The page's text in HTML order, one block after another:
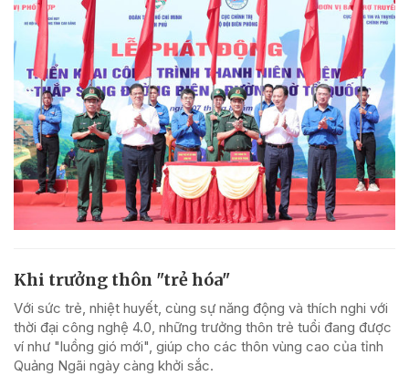
Khi trưởng thôn "trẻ hóa"
Với sức trẻ, nhiệt huyết, cùng sự năng động và thích nghi với
thời đại công nghệ 4.0, những trưởng thôn trẻ tuổi đang được
ví như "luồng gió mới", giúp cho các thôn vùng cao của tỉnh
Quảng Ngãi ngày càng khởi sắc.